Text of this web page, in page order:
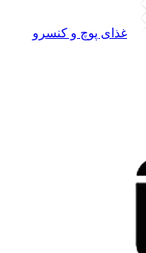
غذای پوچ و کنسرو